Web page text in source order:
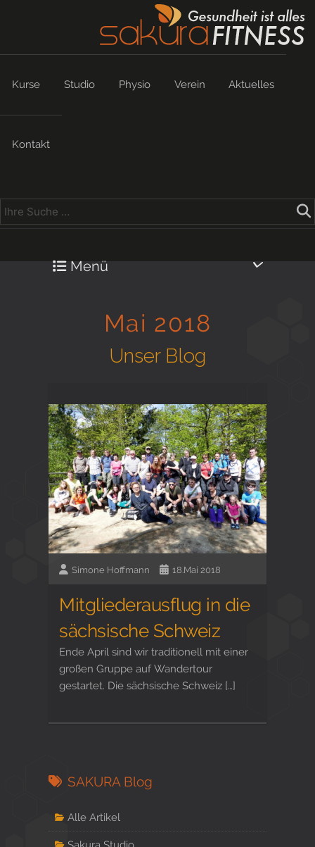
Kurse Studio Physio Verein Aktuelles
Kontakt
Menü
Gesund in Form
Aktiv für Ihre Gesundheit
Gesunde Ernährungsberatung
Mai 2018
Unser Blog
Simone Hoffmann 18.Mai 2018
Mitgliederausflug in die
sächsische Schweiz
Ende April sind wir traditionell mit einer
großen Gruppe auf Wandertour
gestartet. Die sächsische Schweiz […]
SAKURA Blog
Alle Artikel
Sakura Studio